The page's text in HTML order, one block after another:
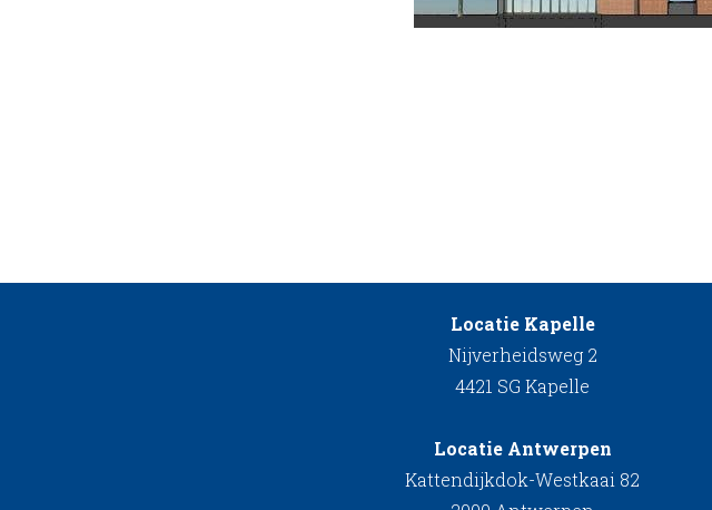
Locatie Kapelle
Nijverheidsweg 2
4421 SG Kapelle
Locatie Antwerpen
Kattendijkdok-Westkaai 82